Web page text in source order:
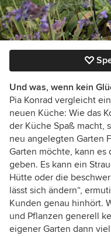
Und was, wenn kein
Pia Konrad vergleicht
neuen Küche: Wie das
der Küche Spaß macht,
neu angelegten Garten
Garten möchte, kann
geben. Es kann ein
Hütte oder die
lässt sich ändern“,
Kunden genau hinhört.
und Pflanzen generell
eigener Garten dann